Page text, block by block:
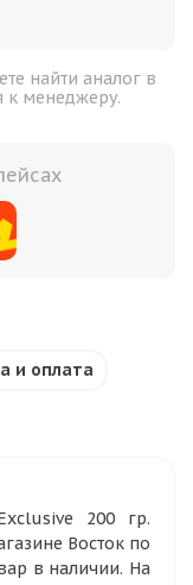
найти аналог в
к менеджеру.
и оплата
200 гр.
Восток по
в наличии. На